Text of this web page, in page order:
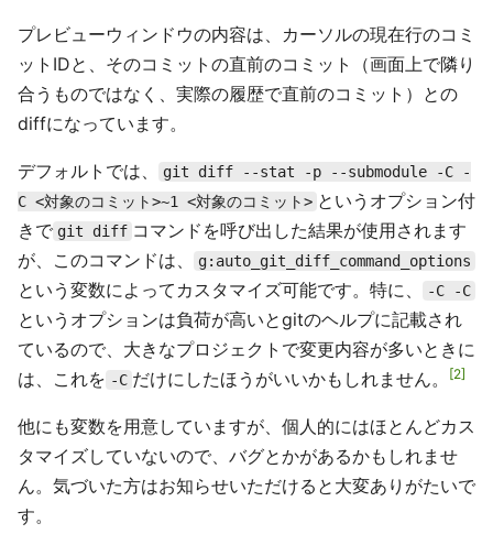
プレビューウィンドウの内容は、カーソルの現在行のコミ
ットIDと、そのコミットの直前のコミット（画面上で隣り
合うものではなく、実際の履歴で直前のコミット）との
diffになっています。
デフォルトでは、
git diff --stat -p --submodule -C -
C <対象のコミット>~1 <対象のコミット> というオプション付
きで git diff コマンドを呼び出した結果が使用されます
が、このコマンドは、
g:auto_git_diff_command_options
という変数によってカスタマイズ可能です。特に、 -C -C
というオプションは負荷が高いとgitのヘルプに記載され
ているので、大きなプロジェクトで変更内容が多いときに
は、これを -C だけにしたほうがいいかもしれません。 2
他にも変数を用意していますが、個人的にはほとんどカス
タマイズしていないので、バグとかがあるかもしれませ
ん。気づいた方はお知らせいただけると大変ありがたいで
す。